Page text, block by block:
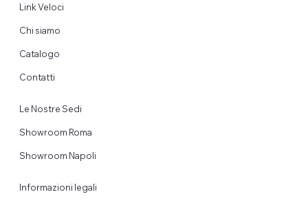
Link Veloci
Chi siamo
Catalogo
Contatti
Le Nostre Sedi
Showroom Roma
Showroom Napoli
Informazioni legali